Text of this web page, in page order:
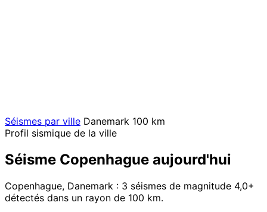
Séismes par ville Danemark 100 km
Profil sismique de la ville
Séisme Copenhague aujourd'hui
Copenhague, Danemark : 3 séismes de magnitude 4,0+
détectés dans un rayon de 100 km.